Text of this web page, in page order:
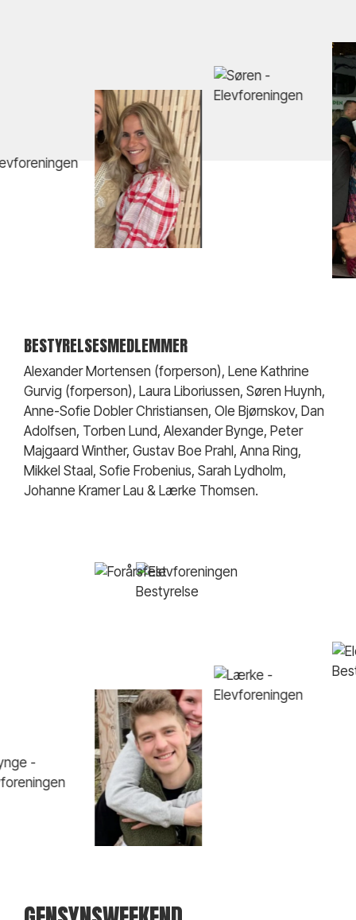
BESTYRELSESMEDLEMMER
Alexander Mortensen (forperson), Lene Kathrine
Gurvig (forperson), Laura Liboriussen, Søren Huynh,
Anne-Sofie Dobler Christiansen, Ole Bjørnskov, Dan
Adolfsen, Torben Lund, Alexander Bynge, Peter
Majgaard Winther, Gustav Boe Prahl, Anna Ring,
Mikkel Staal, Sofie Frobenius, Sarah Lydholm,
Johanne Kramer Lau & Lærke Thomsen.